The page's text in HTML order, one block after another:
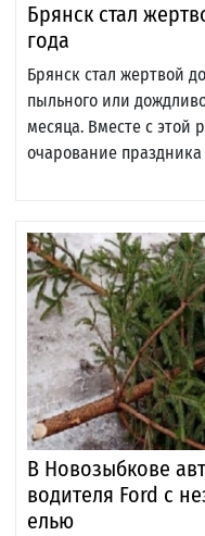
Брянск стал
года
Брянск стал жертвой
пыльного или
месяца. Вместе с этой
очарование праздника
В Новозыбкове
водителя Ford с
елью